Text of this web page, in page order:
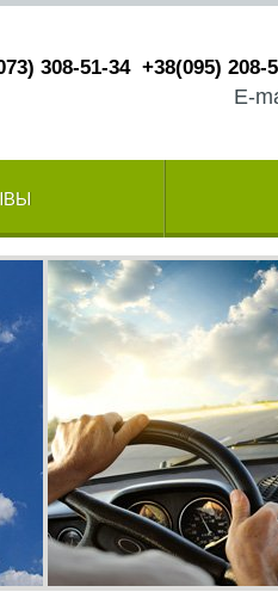
308-51-34 +38(095) 208-
E-